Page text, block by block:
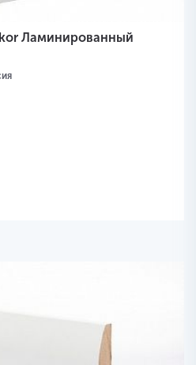
Ламинированный